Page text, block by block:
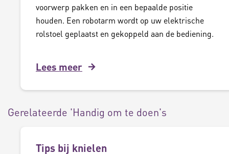
voorwerp pakken en in een bepaalde positie
houden. Een robotarm wordt op uw elektrische
rolstoel geplaatst en gekoppeld aan de bediening.
Lees meer
Gerelateerde 'Handig om te doen's
Tips bij knielen